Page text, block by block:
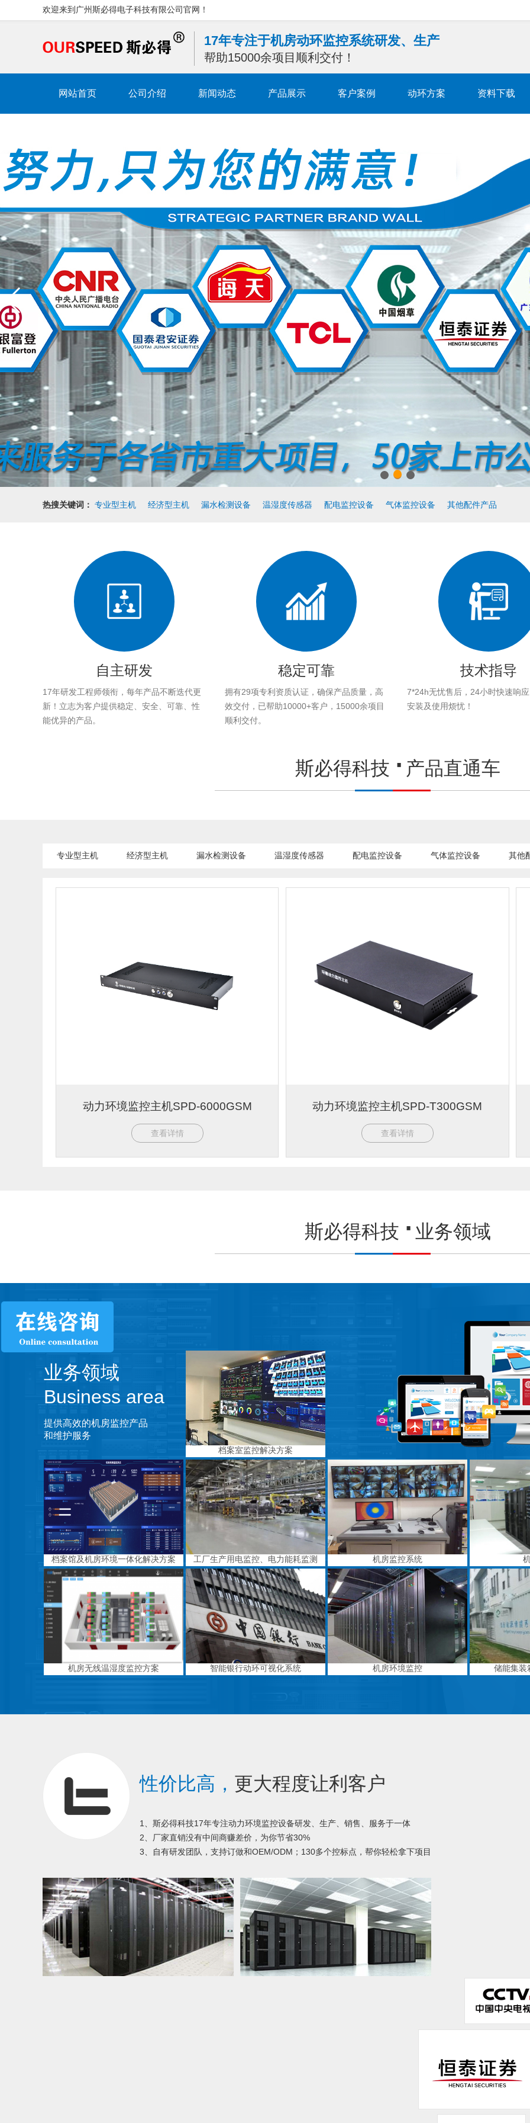
欢迎来到广州斯必得电子科技有限公司官网！
17年专注于机房动环监控系统研发、生产
帮助15000余项目顺利交付！
网站首页 公司介绍 新闻动态 产品展示 客户案例 动环方案 资料下载
热搜关键词： 专业型主机 经济型主机 漏水检测设备 温湿度传感器 配电监控设备 气体监控设备 其他配件产品
自主研发
17年研发工程师领衔，每年产品不断迭代更
新！立志为客户提供稳定、安全、可靠、性
能优异的产品。
稳定可靠
拥有29项专利资质认证，确保产品质量，高
效交付，已帮助10000+客户，15000余项目
顺利交付。
技术指导
7*24h无忧售后，24小时快速响
安装及使用烦忧！
斯必得科技 产品直通车
专业型主机 经济型主机 漏水检测设备 温湿度传感器 配电监控设备 气体监控设备 其他
动力环境监控主机SPD-6000GSM
查看详情
动力环境监控主机SPD-T300GSM
查看详情
斯必得科技 业务领域
业务领域
Business area
提供高效的机房监控产品
和维护服务
档案室监控解决方案
档案馆及机房环境一体化解决方案 工厂生产用电监控、电力能耗监测 机房监控系统
机房无线温湿度监控方案 智能银行动环可视化系统 机房环境监控 储能集装
性价比高， 更大程度让利客户
1、斯必得科技17年专注动力环境监控设备研发、生产、销售、服务于一体
2、厂家直销没有中间商赚差价，为你节省30%
3、自有研发团队，支持订做和OEM/ODM；130多个控标点，帮你轻松拿下项目